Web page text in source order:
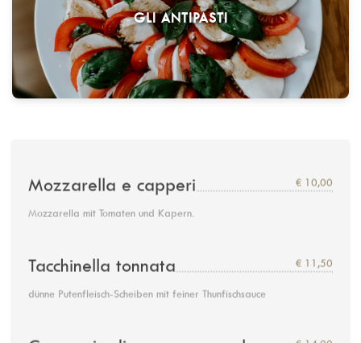
GLI ANTIPASTI
Mozzarella e capperi € 10,00
Mozzarella mit Tomaten und Kapern.
Tacchinella tonnata € 11,50
dünne Putenfleisch-Scheiben mit feiner Thunfischsauce